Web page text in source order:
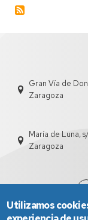
Gran Vía de
Zaragoza
María de Luna,
Zaragoza
Utilizamos